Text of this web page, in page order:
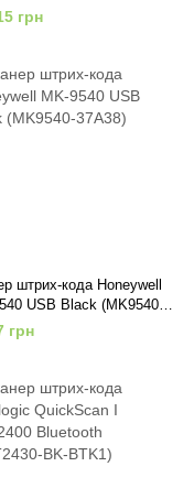
грн
штрих-кода Honeywell
USB Black (MK9540-
грн